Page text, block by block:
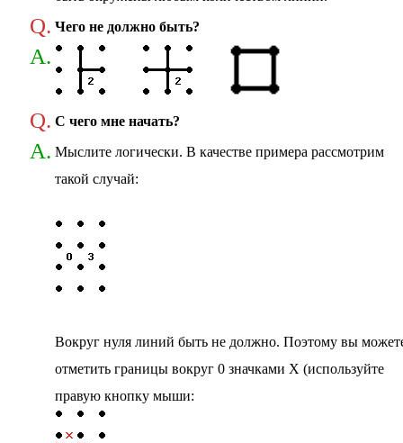
Q. Чего не должно быть?
A.
Q. С чего мне начать?
A. Мыслите логически. В качестве примера рассмотрим
такой случай:
Вокруг нуля линий быть не должно. Поэтому вы
отметить границы вокруг 0 значками X (используйте
правую кнопку мыши: